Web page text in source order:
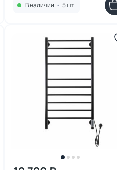
В наличии • 5 шт.